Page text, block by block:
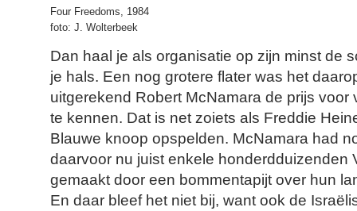
Four Freedoms, 1984
foto: J. Wolterbeek
Dan haal je als organisatie op zijn minst de
je hals. Een nog grotere flater was het
uitgerekend Robert McNamara de prijs voor
te kennen. Dat is net zoiets als Freddie
Blauwe knoop opspelden. McNamara had
daarvoor nu juist enkele
gemaakt door een bommentapijt over hun
En daar bleef het niet bij, want ook de